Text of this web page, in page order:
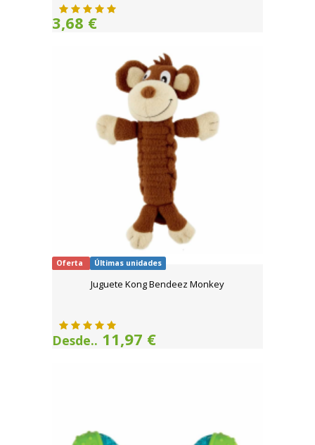
3,68 €
Oferta Últimas unidades
Juguete Kong Bendeez Monkey
Desde.. 11,97 €